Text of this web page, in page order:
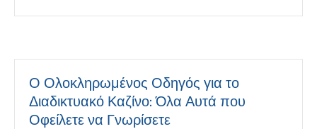
Ο Ολοκληρωμένος Οδηγός για το
Διαδικτυακό Καζίνο: Όλα Αυτά που
Οφείλετε να Γνωρίσετε